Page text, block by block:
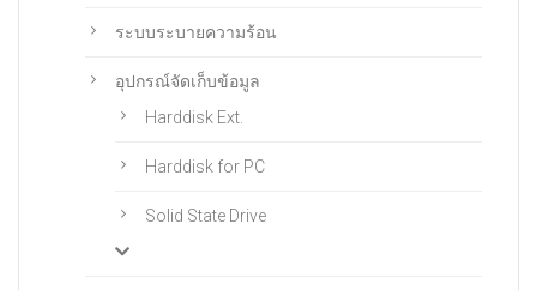
ระบบระบายความร้อน
อุปกรณ์จัดเก็บข้อมูล
Harddisk Ext.
Harddisk for PC
Solid State Drive